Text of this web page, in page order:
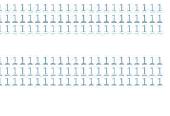
1 1 1 1 1 1 1 1 1 1 1 1 1 1 1 1 1 1 1 1 1
1 1 1 1 1 1 1 1 1 1 1 1 1 1 1 1 1 1 1 1 1
1 1 1 1 1 1 1 1 1 1 1 1 1 1 1 1 1 1 1 1 1
1 1 1 1 1 1 1 1 1 1 1 1 1 1 1 1 1 1 1 1 1
1 1 1 1 1 1 1 1 1 1 1 1 1 1 1 1 1 1 1 1 1
1 1 1 1 1 1 1 1 1 1 1 1 1 1 1 1 1 1 1 1 1